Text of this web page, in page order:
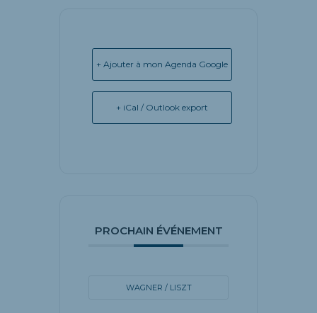
+ Ajouter à mon Agenda Google
+ iCal / Outlook export
PROCHAIN ÉVÉNEMENT
WAGNER / LISZT